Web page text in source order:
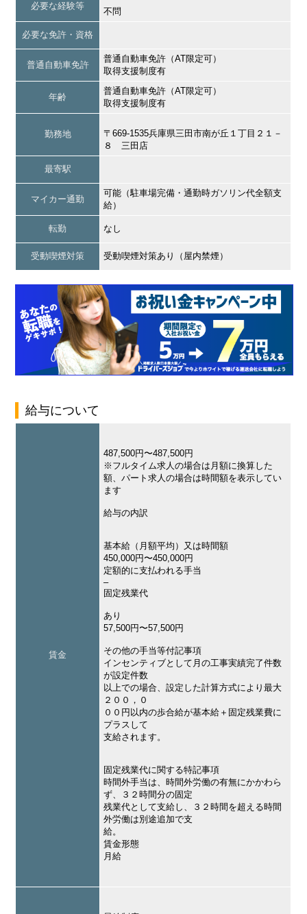
必要な経験等
不問
必要な免許・資格
普通自動車免許
普通自動車免許（AT限定可）
取得支援制度有
年齢
普通自動車免許（AT限定可）
取得支援制度有
勤務地
〒669-1535兵庫県三田市南が丘１丁目２１－
８ 三田店
最寄駅
マイカー通勤
可能（駐車場完備・通勤時ガソリン代全額支
給）
転勤 なし
受動喫煙対策 受動喫煙対策あり（屋内禁煙）
給与について
賃金
487,500円〜487,500円
※フルタイム求人の場合は月額に換算した
額、パート求人の場合は時間額を表示してい
ます
給与の内訳
基本給（月額平均）又は時間額
450,000円〜450,000円
定額的に支払われる手当
–
固定残業代
あり
57,500円〜57,500円
その他の手当等付記事項
インセンティブとして月の工事実績完了件数
が設定件数
以上での場合、設定した計算方式により最大
２００，０
００円以内の歩合給が基本給＋固定残業費に
プラスして
支給されます。
固定残業代に関する特記事項
時間外手当は、時間外労働の有無にかかわら
ず、３２時間分の固定
残業代として支給し、３２時間を超える時間
外労働は別途追加で支
給。
賃金形態
月給